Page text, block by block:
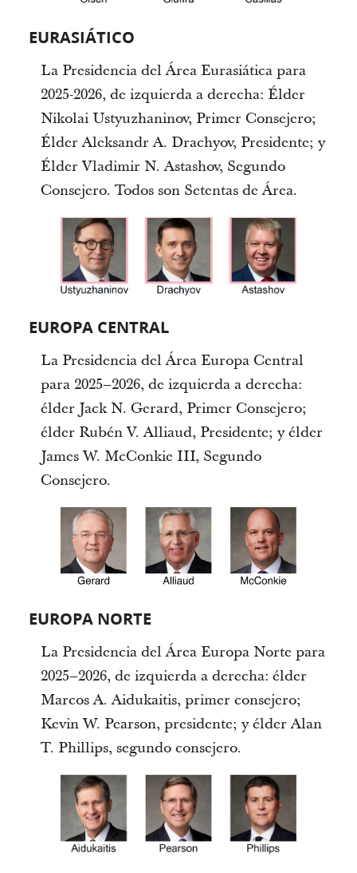
EURASIÁTICO
La Presidencia del Área Eurasiática para
2025-2026, de izquierda a derecha: Élder
Nikolai Ustyuzhaninov, Primer Consejero;
Élder Aleksandr A. Drachyov, Presidente; y
Élder Vladimir N. Astashov, Segundo
Consejero. Todos son Setentas de Área.
EUROPA CENTRAL
La Presidencia del Área Europa Central
para 2025–2026, de izquierda a derecha:
élder Jack N. Gerard, Primer Consejero;
élder Rubén V. Alliaud, Presidente; y élder
James W. McConkie III, Segundo
Consejero.
EUROPA NORTE
La Presidencia del Área Europa Norte para
2025–2026, de izquierda a derecha: élder
Marcos A. Aidukaitis, primer consejero;
Kevin W. Pearson, presidente; y élder Alan
T. Phillips, segundo consejero.